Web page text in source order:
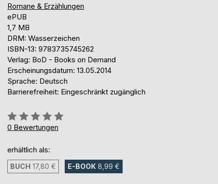
Romane & Erzählungen
ePUB
1,7 MB
DRM: Wasserzeichen
ISBN-13: 9783735745262
Verlag: BoD - Books on Demand
Erscheinungsdatum: 13.05.2014
Sprache: Deutsch
Barrierefreiheit: Eingeschränkt zugänglich
Bewertung::
0%
0 Bewertungen
erhältlich als:
BUCH 17,80 € E-BOOK 8,99 €